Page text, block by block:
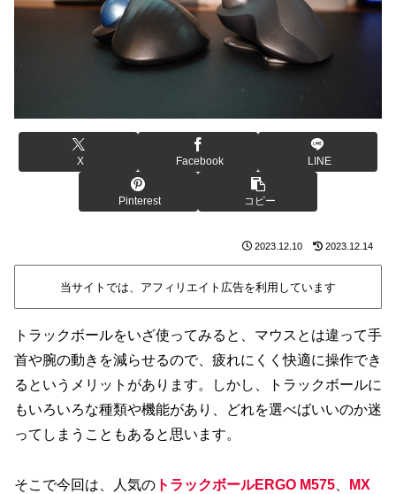
X Facebook LINE
Pinterest コピー
2023.12.10 2023.12.14
当サイトでは、アフィリエイト広告を利用しています
トラックボールをいざ使ってみると、マウスとは違って手
首や腕の動きを減らせるので、疲れにくく快適に操作でき
るというメリットがあります。しかし、トラックボールに
もいろいろな種類や機能があり、どれを選べばいいのか迷
ってしまうこともあると思います。
そこで今回は、人気の トラックボールERGO M575
MX